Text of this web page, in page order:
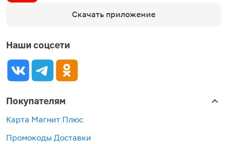
Скачать приложение
Наши соцсети
Покупателям
Карта Магнит Плюс
Промокоды Доставки